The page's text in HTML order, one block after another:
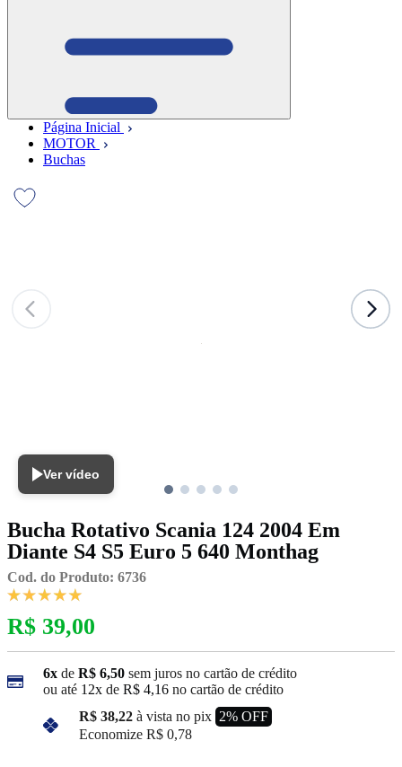
Página Inicial
MOTOR
Buchas
Ver vídeo
Bucha Rotativo Scania 124 2004 Em
Diante S4 S5 Euro 5 640 Monthag
Cod. do Produto: 6736
R$ 39,00
6x de R$ 6,50 sem juros no cartão de crédito
ou até 12x de R$ 4,16 no cartão de crédito
R$ 38,22 à vista no pix 2% OFF
Economize R$ 0,78